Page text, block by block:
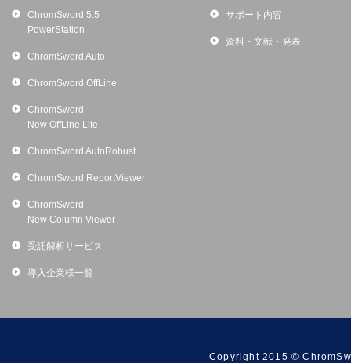
ChromSword 5.5
PowerStation
ChromSword Auto
ChromSword OffLine
ChromSword
New OffLine Lite
ChromSword AutoRobust
ChromSword ReportViewer
ChromSword
New Column Viewer
受託解析サービス
導入企業様一覧
サポート内容
資料・文献・発表
Copyright 2015 ©